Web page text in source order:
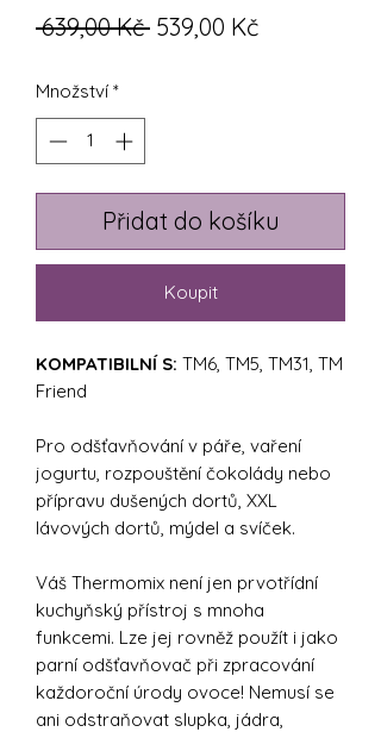
639,00 Kč Běžná
539,00 Kč
Množství *
Přidat do košíku
Koupit
KOMPATIBILNÍ S: TM6, TM5, TM31, TM
Friend
Pro odšťavňování v páře, vaření
jogurtu, rozpouštění čokolády nebo
přípravu dušených dortů, XXL
lávových dortů, mýdel a svíček.
Váš Thermomix není jen prvotřídní
kuchyňský přístroj s mnoha
funkcemi. Lze jej rovněž použít i jako
parní odšťavňovač při zpracování
každoroční úrody ovoce! Nemusí se
ani odstraňovat slupka, jádra,